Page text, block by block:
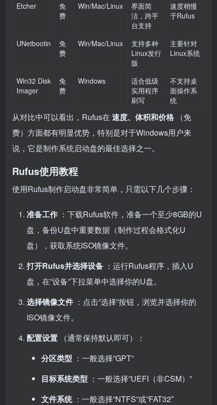
Etcher
免
费
Win/Mac/Linux
界面简
洁，跨平
台支持
速度稍慢
于Rufus
UNetbootin
免
费
Win/Mac/Linux
支持多种
Linux发行
版
主要针对
Linux系统
Win32 Disk
Imager
免
费
Windows
适合低级
实用程序
刷写
不支持桌
面操作系
统
从对比中可以看出，Rufus在 速度、体积和价格
（免
费）方面都有明显优势，特别是对于Windows用户来
说，它是制作系统启动盘的最佳选择之一。
Rufus使用教程
使用Rufus制作启动盘非常简单，只需以下几个步骤：
准备工作 ：下载Rufus软件，准备一个至少8GB的U
盘，备份U盘中重要数据（制作过程会格式化U
盘），获取系统ISO镜像文件。
打开Rufus并选择设备 ：运行Rufus程序，插入U
盘，在”设备”下拉菜单中选择你的U盘。
选择镜像文件 ：点击”选择”按钮，浏览并选择你的
ISO镜像文件。
配置设置
（通常保持默认即可）：
分区类型 ：一般选择”GPT”
目标系统类型 ：一般选择”UEFI（非CSM）”
文件系统 ：一般选择”NTFS”或”FAT32″